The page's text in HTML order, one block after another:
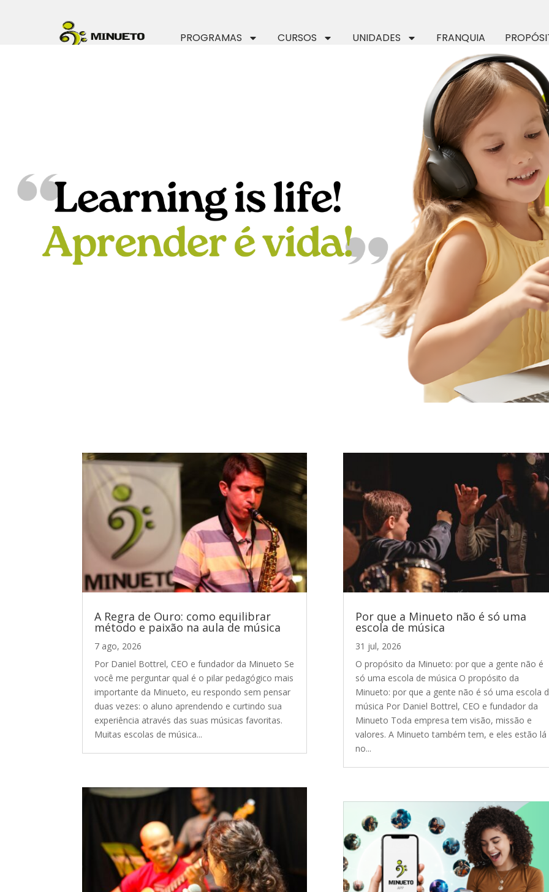
PROGRAMAS CURSOS UNIDADES FRANQUIA
A Regra de Ouro: como equilibrar
método e paixão na aula de música
7 ago, 2026
Por Daniel Bottrel, CEO e fundador da Minueto Se
você me perguntar qual é o pilar pedagógico mais
importante da Minueto, eu respondo sem pensar
duas vezes: o aluno aprendendo e curtindo sua
experiência através das suas músicas favoritas.
Muitas escolas de música...
Por que a Minueto não é só uma
escola de música
31 jul, 2026
O propósito da Minueto: por que a gente não é
só uma escola de música O propósito da
Minueto: por que a gente não é só uma escola
música Por Daniel Bottrel, CEO e fundador da
Minueto Toda empresa tem visão, missão e
valores. A Minueto também tem, e eles estão lá
no...